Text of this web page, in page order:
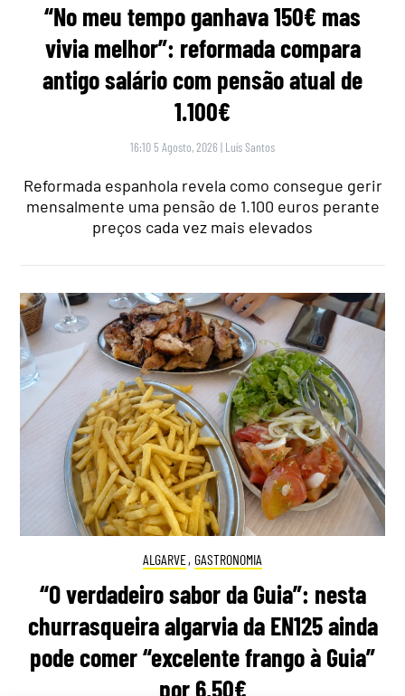
“No meu tempo ganhava 150€ mas
vivia melhor”: reformada compara
antigo salário com pensão atual de
1.100€
16:10 5 Agosto, 2026 | Luís Santos
Reformada espanhola revela como consegue gerir
mensalmente uma pensão de 1.100 euros perante
preços cada vez mais elevados
ALGARVE, GASTRONOMIA
“O verdadeiro sabor da Guia”: nesta
churrasqueira algarvia da EN125 ainda
pode comer “excelente frango à Guia”
por 6,50€